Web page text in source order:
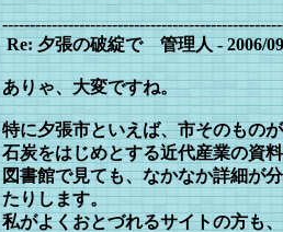
Re: 夕張の破綻で 管理人 - 2006/
ありゃ、大変ですね。
特に夕張市といえば、市そのもの
石炭をはじめとする近代産業の資
図書館で見ても、なかなか詳細が
たりします。
私がよくおとづれるサイトの方も